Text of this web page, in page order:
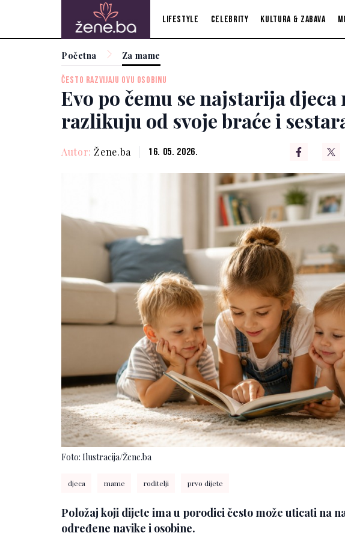
Lifestyle Celebrity Kultura & zabava
Početna Za mame
ČESTO RAZVIJAJU OVU OSOBINU
Evo po čemu se najstarija djeca
razlikuju od svoje braće i
Autor: Žene.ba 16. 05. 2026.
Foto: Ilustracija/Žene.ba
djeca mame roditelji prvo dijete
Položaj koji dijete ima u porodici često može uticati na
određene navike i osobine.